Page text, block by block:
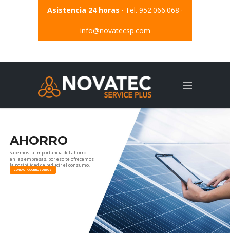
Asistencia 24 horas · Tel. 952.066.068 ·
info@novatecsp.com
AHORRO
Sabemos la importancia del ahorro
en las empresas, por eso te ofrecemos
la posibilidad de reducir el consumo.
CONTACTA CON NOSOTROS